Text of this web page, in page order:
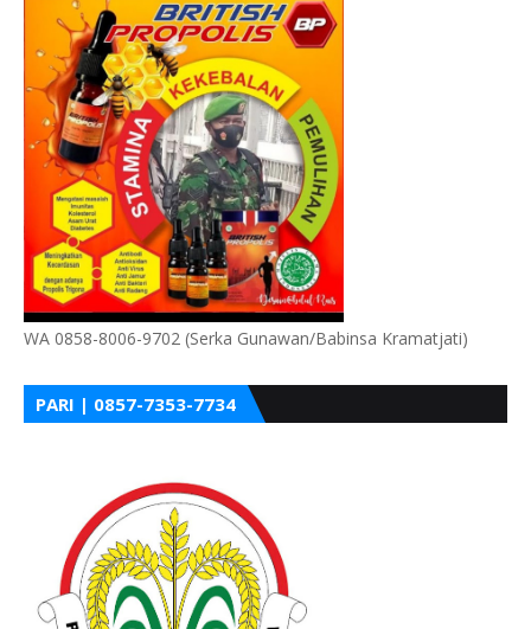
WA 0858-8006-9702 (Serka Gunawan/Babinsa Kramatjati)
PARI | 0857-7353-7734